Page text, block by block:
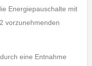
Energiepauschalte mit
vorzunehmenden
eine Entnahme